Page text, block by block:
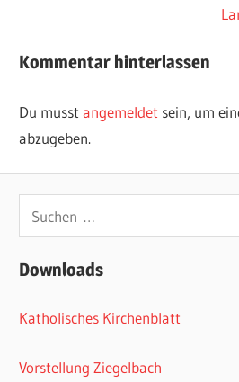
Kommentar hinterlassen
Du musstangemeldet sein, um
abzugeben.
nach:
Downloads
Katholisches Kirchenblatt
Vorstellung Ziegelbach